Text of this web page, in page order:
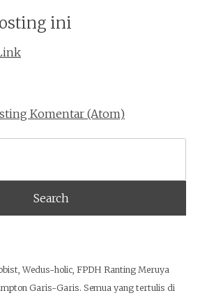
ini
Komentar (Atom)
Wedus-holic, FPDH Ranting Meruya
Garis-Garis. Semua yang tertulis di